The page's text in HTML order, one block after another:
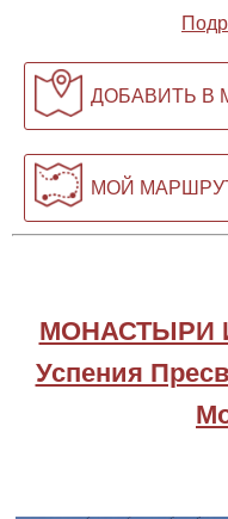
ДОБАВИТЬ В
МОЙ
МОНАСТЫРИ
Успения